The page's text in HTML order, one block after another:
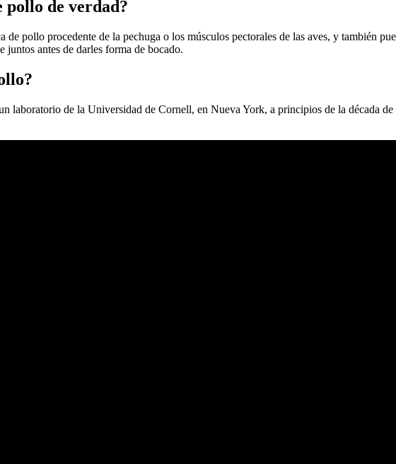
pollo de verdad?
de pollo procedente de la pechuga o los músculos pectorales de las aves, y también
juntos antes de darles forma de bocado.
laboratorio de la Universidad de Cornell, en Nueva York, a principios de la década